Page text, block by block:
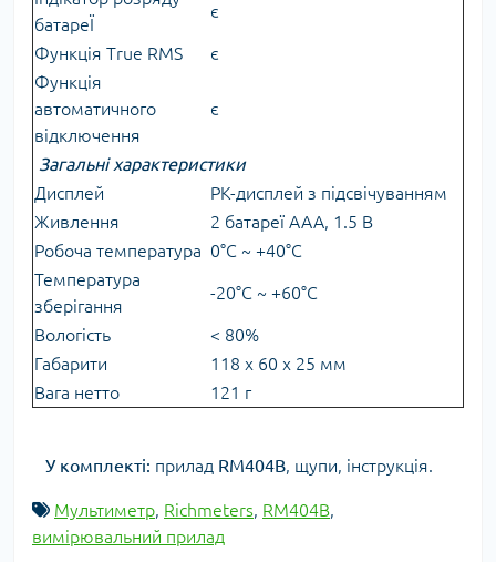
батареЇ
є
Функція True RMS
є
Функція
автоматичного
відключення
є
Загальні характеристики
Дисплей
РК-дисплей з підсвічуванням
Живлення
2 батареї ААА, 1.5 В
Робоча температура 0°С ~ +40°С
Температура
зберігання
-20°С ~ +60°С
Вологість
< 80%
Габарити
118 х 60 х 25 мм
Вага нетто
121 г
У комплекті: прилад RM404B, щупи, інструкція.
Мультиметр, Richmeters, RM404B,
вимірювальний прилад